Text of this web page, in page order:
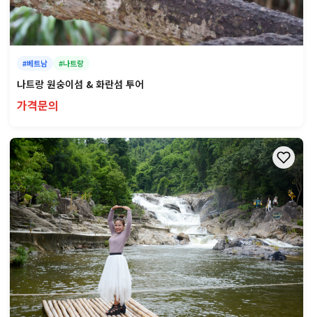
#베트남 #나트랑
나트랑 원숭이섬 & 화란섬 투어
가격문의